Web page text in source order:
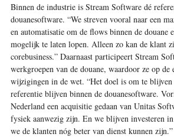
Binnen de industrie is Stream Software dé
douanesoftware. “We streven vooral naar een
en automatisatie om de flows binnen de douane
mogelijk te laten lopen. Alleen zo kan de klant
corebusiness.” Daarnaast participeert Stream
werkgroepen van de douane, waardoor ze op
wijzigingen in de wet. “Het doel is om te
referentie blijven binnen de douanesoftware.
Nederland een acquisitie gedaan van Unitas
fysiek aanwezig zijn. En we blijven investeren
we de klanten nóg beter van dienst kunnen zijn.”